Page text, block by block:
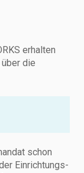
erhalten
die
schon
Einrichtungs-